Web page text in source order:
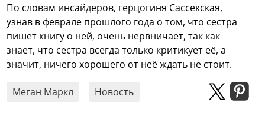
По словам инсайдеров, герцогиня Сассекская,
узнав в феврале прошлого года о том, что сестра
пишет книгу о ней, очень нервничает, так как
знает, что сестра всегда только критикует её, а
значит, ничего хорошего от неё ждать не стоит.
Меган Маркл Новость